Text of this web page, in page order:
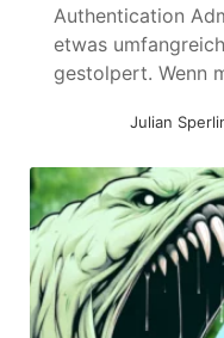
Authentication
etwas
gestolpert. Wenn
anmelden will,
ClientID + Secret
weiterlesen
Julian